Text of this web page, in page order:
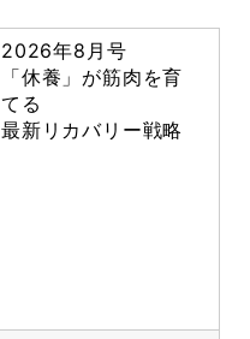
2026年8月号
「休養」が筋肉を育
てる
最新リカバリー戦略